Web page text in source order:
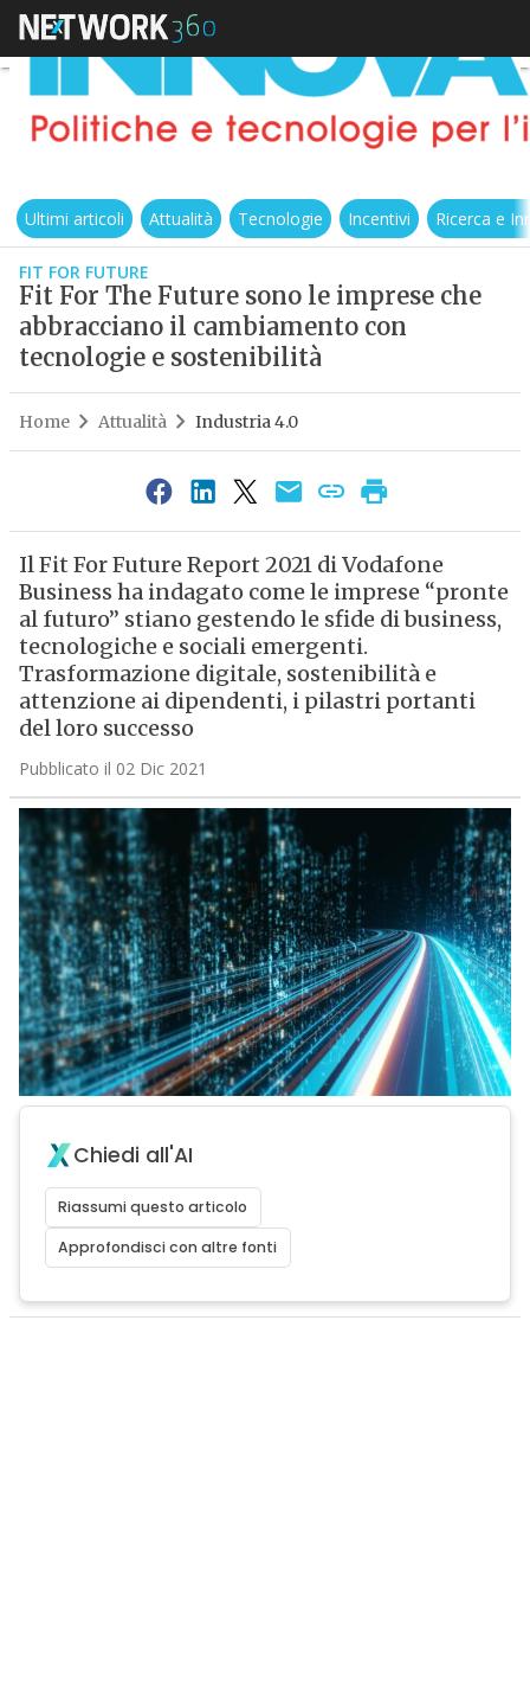
Ultimi articoli Attualità Tecnologie Incentivi Ricerca e
FIT FOR FUTURE
Fit For The Future sono le imprese che
abbracciano il cambiamento con
tecnologie e sostenibilità
Home Attualità Industria 4.0
Il Fit For Future Report 2021 di Vodafone
Business ha indagato come le imprese “pronte
al futuro” stiano gestendo le sfide di business,
tecnologiche e sociali emergenti.
Trasformazione digitale, sostenibilità e
attenzione ai dipendenti, i pilastri portanti
del loro successo
Pubblicato il 02 Dic 2021
Chiedi all'AI
Riassumi questo articolo
Approfondisci con altre fonti